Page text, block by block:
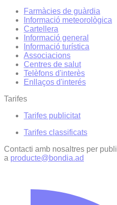
Farmàcies de guàrdia
Informació meteorològica
Cartellera
Informació general
Informació turística
Associacions
Centres de salut
Telèfons d'interès
Enllaços d'interés
Tarifes
Tarifes publicitat
Tarifes classificats
Contacti amb nosaltres per
a producte@bondia.ad